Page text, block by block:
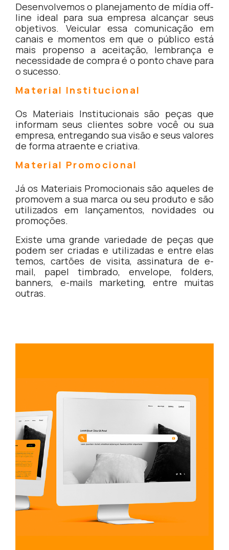
Desenvolvemos o planejamento de mídia off-
line ideal para sua empresa alcançar seus
objetivos. Veicular essa comunicação em
canais e momentos em que o público está
mais propenso a aceitação, lembrança e
necessidade de compra é o ponto chave para
o sucesso.
Material Institucional
Os Materiais Institucionais são peças que
informam seus clientes sobre você ou sua
empresa, entregando sua visão e seus valores
de forma atraente e criativa.
Material Promocional
Já os Materiais Promocionais são aqueles de
promovem a sua marca ou seu produto e são
utilizados em lançamentos, novidades ou
promoções.
Existe uma grande variedade de peças que
podem ser criadas e utilizadas e entre elas
temos, cartões de visita, assinatura de e-
mail, papel timbrado, envelope, folders,
banners, e-mails marketing, entre muitas
outras.